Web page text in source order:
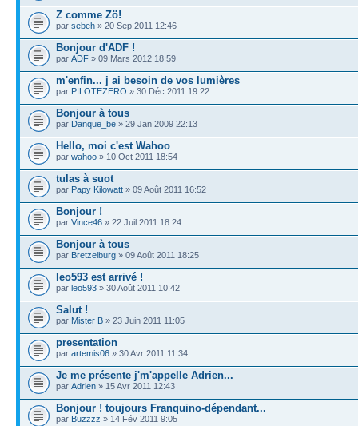
Z comme Zö!
par sebeh » 20 Sep 2011 12:46
Bonjour d'ADF !
par ADF » 09 Mars 2012 18:59
m'enfin... j ai besoin de vos lumières
par PILOTEZERO » 30 Déc 2011 19:22
Bonjour à tous
par Danque_be » 29 Jan 2009 22:13
Hello, moi c'est Wahoo
par wahoo » 10 Oct 2011 18:54
tulas à suot
par Papy Kilowatt » 09 Août 2011 16:52
Bonjour !
par Vince46 » 22 Juil 2011 18:24
Bonjour à tous
par Bretzelburg » 09 Août 2011 18:25
leo593 est arrivé !
par leo593 » 30 Août 2011 10:42
Salut !
par Mister B » 23 Juin 2011 11:05
presentation
par artemis06 » 30 Avr 2011 11:34
Je me présente j'm'appelle Adrien...
par Adrien » 15 Avr 2011 12:43
Bonjour ! toujours Franquino-dépendant...
par Buzzzz » 14 Fév 2011 9:05